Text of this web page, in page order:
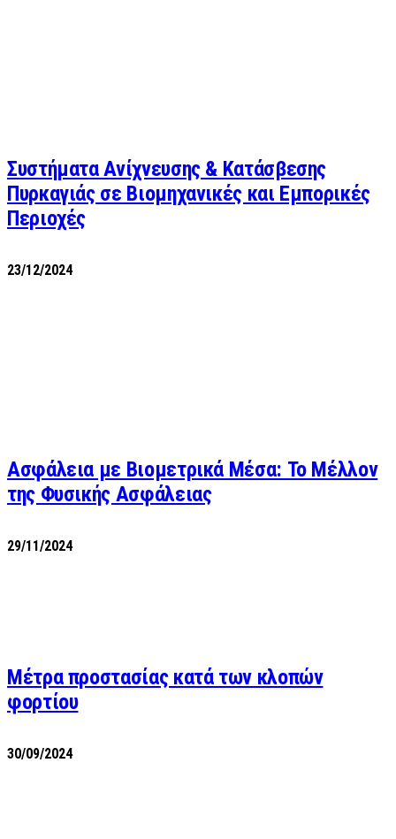
Συστήματα Ανίχνευσης & Κατάσβεσης
Πυρκαγιάς σε Βιομηχανικές και Εμπορικές
Περιοχές
23/12/2024
Ασφάλεια με Βιομετρικά Μέσα: Το Μέλλον
της Φυσικής Ασφάλειας
29/11/2024
Μέτρα προστασίας κατά των κλοπών
φορτίου
30/09/2024